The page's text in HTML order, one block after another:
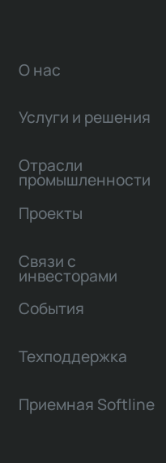
О нас
Услуги и решения
Отрасли
промышленности
Проекты
Связи с
инвесторами
События
Техподдержка
Приемная Softline